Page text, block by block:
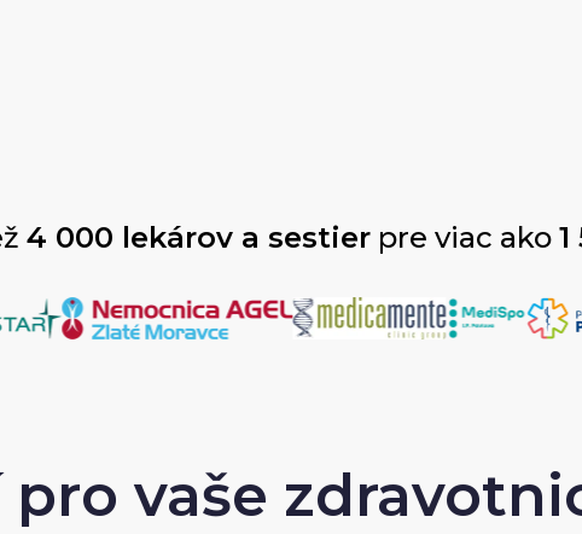
4 000 lekárov a sestier pre viac ako
vaše